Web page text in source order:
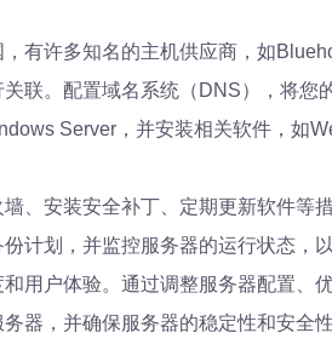
有许多知名的主机供应商，如
联。配置域名系统（DNS），将您
Server，并安装相关软件，如
、安装安全补丁、定期更新软件等
计划，并监控服务器的运行状态，
用户体验。通过调整服务器配置、
器，并确保服务器的稳定性和安全